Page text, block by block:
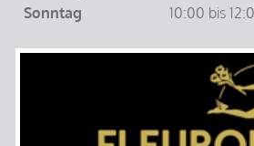
Sonntag
10:00 bis